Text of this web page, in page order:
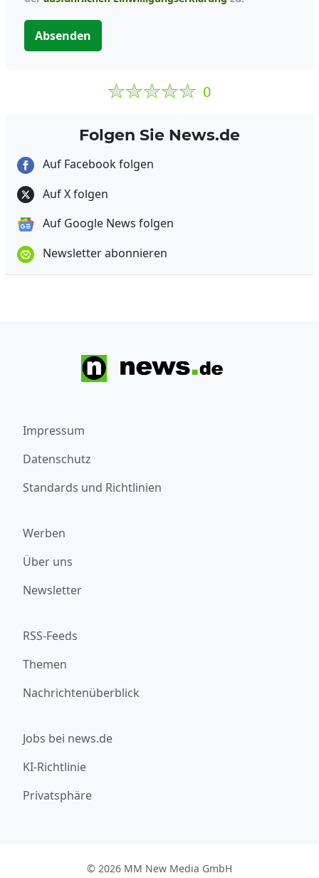
Absenden
0
Folgen Sie News.de
Auf Facebook folgen
Auf X folgen
Auf Google News folgen
Newsletter abonnieren
Impressum
Datenschutz
Standards und Richtlinien
Werben
Über uns
Newsletter
RSS-Feeds
Themen
Nachrichtenüberblick
Jobs bei news.de
KI-Richtlinie
Privatsphäre
© 2026 MM New Media GmbH